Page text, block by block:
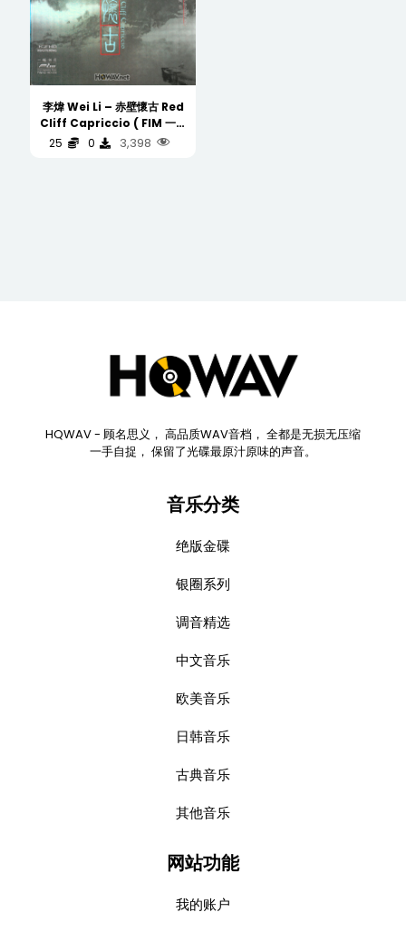
李煒 Wei Li – 赤壁懷古 Red
Cliff Capriccio ( FIM 一聽
鐘情 K2HD )
25 0 3,398
HQWAV - 顾名思义， 高品质WAV音档， 全都是无损无压缩
一手自捉， 保留了光碟最原汁原味的声音。
音乐分类
绝版金碟
银圈系列
调音精选
中文音乐
欧美音乐
日韩音乐
古典音乐
其他音乐
网站功能
我的账户